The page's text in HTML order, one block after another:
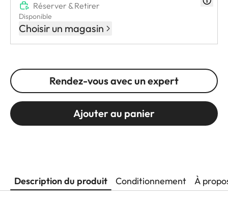
Réserver & Retirer
Disponible
Choisir un magasin
Rendez-vous avec un expert
Ajouter au panier
Description du produit Conditionnement À